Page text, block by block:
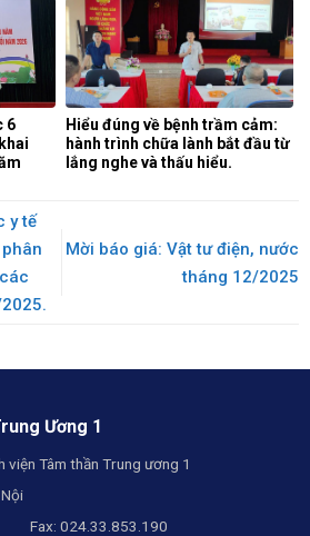
6
Hiểu đúng về bệnh trầm cảm:
hành trình chữa lành bắt đầu từ
lắng nghe và thấu hiểu.
y tế
Mời báo giá: Vật tư điện, nước
tháng 12/2025
Ương 1
Tâm thần Trung ương 1
Fax: 024.33.853.190